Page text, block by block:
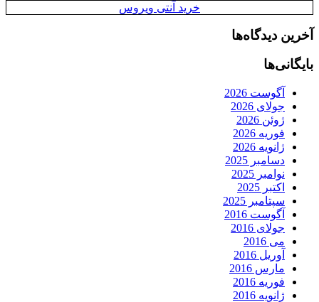
خرید آنتی ویروس
آخرین دیدگاه‌ها
بایگانی‌ها
آگوست 2026
جولای 2026
ژوئن 2026
فوریه 2026
ژانویه 2026
دسامبر 2025
نوامبر 2025
اکتبر 2025
سپتامبر 2025
آگوست 2016
جولای 2016
می 2016
آوریل 2016
مارس 2016
فوریه 2016
ژانویه 2016